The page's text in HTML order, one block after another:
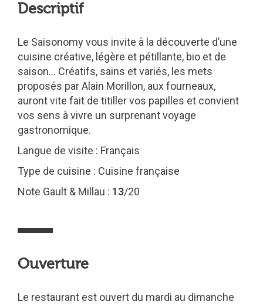
Descriptif
Le Saisonomy vous invite à la découverte d’une
cuisine créative, légère et pétillante, bio et de
saison… Créatifs, sains et variés, les mets
proposés par Alain Morillon, aux fourneaux,
auront vite fait de titiller vos papilles et convient
vos sens à vivre un surprenant voyage
gastronomique.
Langue de visite : Français
Type de cuisine : Cuisine française
Note Gault & Millau : 13/20
Ouverture
Le restaurant est ouvert du mardi au dimanche